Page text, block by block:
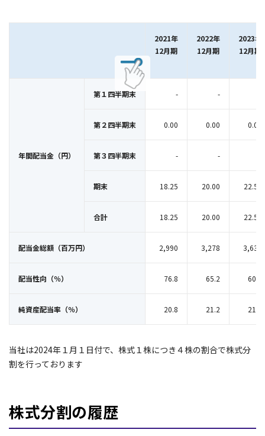
2021年
12月期
2022年
12月期
2023年
12月期
年間配当金（円）
第１四半期末 - -
第２四半期末 0.00 0.00 0.00
第３四半期末 - -
期末 18.25 20.00 22.50
合計 18.25 20.00 22.50
配当金総額（百万円） 2,990 3,278 3,635
配当性向（％） 76.8 65.2 60.9
純資産配当率（％） 20.8 21.2 21.1
当社は2024年１月１日付で、株式１株につき４株の割合で株式分
割を行っております
株式分割の履歴